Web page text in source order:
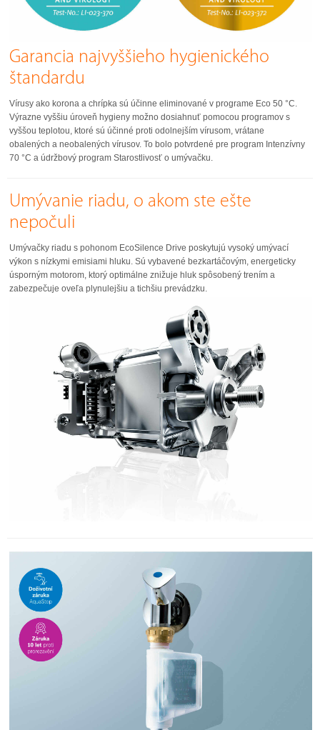
Garancia najvyššieho hygienického
štandardu
Vírusy ako korona a chrípka sú účinne eliminované v programe Eco 50 °C.
Výrazne vyššiu úroveň hygieny možno dosiahnuť pomocou programov s
vyššou teplotou, ktoré sú účinné proti odolnejším vírusom, vrátane
obalených a neobalených vírusov. To bolo potvrdené pre program Intenzívny
70 °C a údržbový program Starostlivosť o umývačku.
Umývanie riadu, o akom ste ešte
nepočuli
Umývačky riadu s pohonom EcoSilence Drive poskytujú vysoký umývací
výkon s nízkymi emisiami hluku. Sú vybavené bezkartáčovým, energeticky
úsporným motorom, ktorý optimálne znižuje hluk spôsobený trením a
zabezpečuje oveľa plynulejšiu a tichšiu prevádzku.